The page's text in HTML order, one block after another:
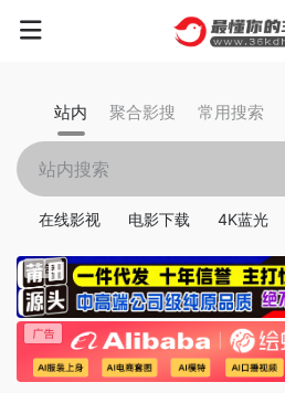
站内 聚合影搜 常用搜索
在线影视 电影下载 4K蓝光